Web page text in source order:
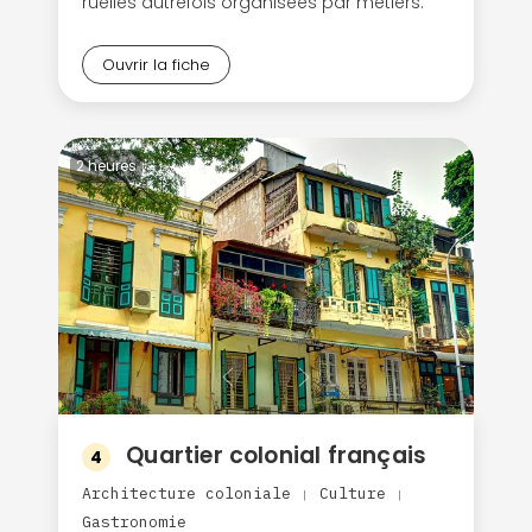
Ouvrir la fiche
2 heures
4 Quartier colonial français
Architecture coloniale | Culture |
Gastronomie